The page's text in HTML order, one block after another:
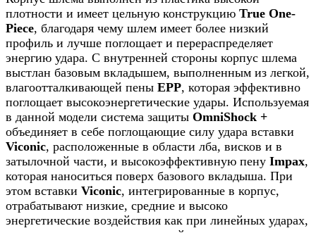
плотности и имеет цельную конструкцию True One-
Piece, благодаря чему шлем имеет более низкий
профиль и лучше поглощает и перераспределяет
энергию удара. С внутренней стороны корпус шлема
выстлан базовым вкладышем, выполненным из легкой,
влагоотталкивающей пены EPP, которая эффективно
поглощает высокоэнергетические удары. Используемая
в данной модели система защиты OmniShock +
объединяет в себе поглощающие силу удара вставки
Viconic, расположенные в области лба, висков и в
затылочной части, и высокоэффективную пену Impax,
которая наноситься поверх базового вкладыша. При
этом вставки Viconic, интегрированные в корпус,
отрабатывают низкие, средние и высоко
энергетические воздействия как при линейных ударах,